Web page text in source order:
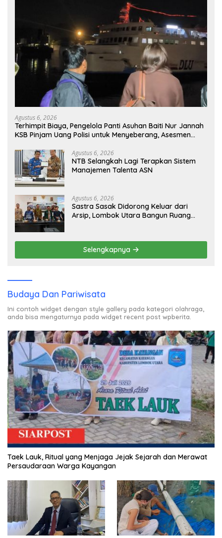
Agustus 6, 2026
Terhimpit Biaya, Pengelola Panti Asuhan Baiti Nur Jannah
KSB Pinjam Uang Polisi untuk Menyeberang, Asesmen
Agustus 6, 2026
NTB Selangkah Lagi Terapkan Sistem
Manajemen Talenta ASN
Agustus 6, 2026
Sastra Sasak Didorong Keluar dari
Arsip, Lombok Utara Bangun Ruang
Selengkapnya
Budaya Dan Pariwisata
Ini contoh widget dengan style gallery pada kategori olahraga,
anda bisa mengaturnya pada widget recent post wpberita.
Taek Lauk, Ritual yang Menjaga Jejak Sejarah dan Merawat
Persaudaraan Warga Kayangan